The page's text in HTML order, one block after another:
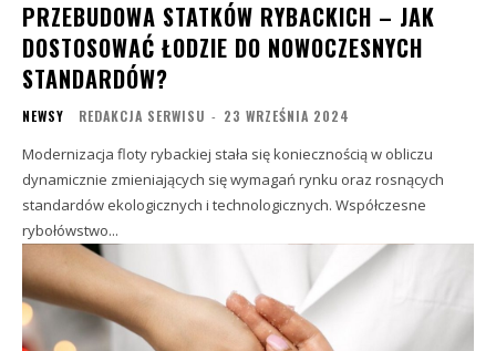
PRZEBUDOWA STATKÓW RYBACKICH – JAK
DOSTOSOWAĆ ŁODZIE DO NOWOCZESNYCH
STANDARDÓW?
NEWSY REDAKCJA SERWISU - 23 WRZEŚNIA 2024
Modernizacja floty rybackiej stała się koniecznością w obliczu
dynamicznie zmieniających się wymagań rynku oraz rosnących
standardów ekologicznych i technologicznych. Współczesne
rybołówstwo...